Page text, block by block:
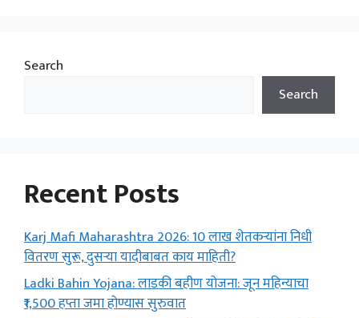
Search
Search
Recent Posts
Karj Mafi Maharashtra 2026: 10 लाख शेतकऱ्यांना निधी
वितरण सुरू, दुसऱ्या यादीबाबत काय माहिती?
Ladki Bahin Yojana: लाडकी बहीण योजना: जून महिन्याचा
₹1,500 हप्ता जमा होण्यास सुरुवात